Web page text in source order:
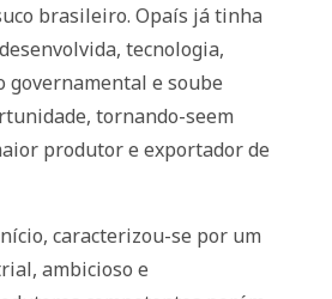
brasileiro. Opaís já tinha
tecnologia,
governamental e soube
tornando-seem
produtor e exportador de
caracterizou-se por um
ambicioso e